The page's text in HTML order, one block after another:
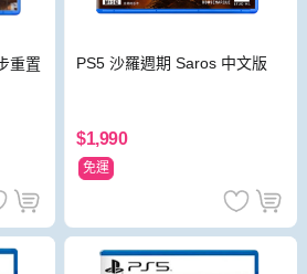
重置
PS5 沙羅週期 Saros 中文版
$1,990
免運